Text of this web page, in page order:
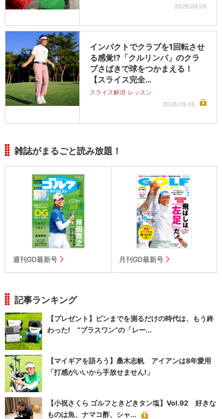
2026.08.06
インパクトでクラブを1回転させ
る感覚!?「クルリンパ」のクラ
ブさばきで球をつかまえる！
【スライス完全…
スライス解消 レッスン
2026.08.06
雑誌がまるごと読み放題！
週刊GD最新号 月刊GD最新号
記事ランキング
【プレゼント】ピンまでを測るだけの時代は、もう終
わった! “プラスワン”の「レー...
【マイギアを語ろう】桑木志帆 アイアンは8年愛用
「打感がいいから手放せません!」
【小祝さくら ゴルフときどきタン塩】Vol.92 好きな
ものは魚、ナマコ酢、シャ...